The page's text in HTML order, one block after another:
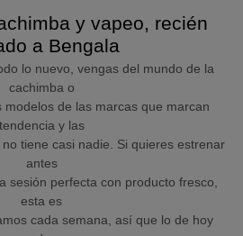
y vapeo, recién
a Bengala
lo nuevo, vengas del mundo de la
cachimba o
modelos de las marcas que marcan
tendencia y las
tiene casi nadie. Si quieres estrenar
antes
sesión perfecta con producto fresco,
esta es
cada semana, así que lo de hoy